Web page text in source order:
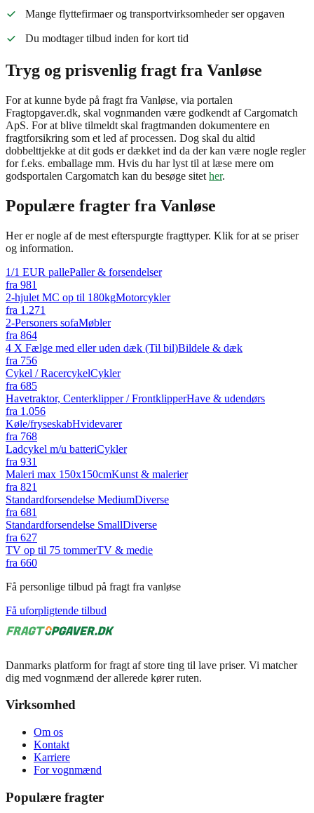
Mange flyttefirmaer og transportvirksomheder ser opgaven
Du modtager tilbud inden for kort tid
Tryg og prisvenlig fragt fra Vanløse
For at kunne byde på fragt fra Vanløse, via portalen
Fragtopgaver.dk, skal vognmanden være godkendt af Cargomatch
ApS. For at blive tilmeldt skal fragtmanden dokumentere en
fragtforsikring som et led af processen. Dog skal du altid
dobbelttjekke at dit gods er dækket ind da der kan være nogle regler
for f.eks. emballage mm. Hvis du har lyst til at læse mere om
godsportalen Cargomatch kan du besøge sitet her.
Populære fragter fra Vanløse
Her er nogle af de mest efterspurgte fragttyper. Klik for at se priser
og information.
1/1 EUR pallePaller & forsendelser
fra 981
2-hjulet MC op til 180kgMotorcykler
fra 1.271
2-Personers sofaMøbler
fra 864
4 X Fælge med eller uden dæk (Til bil)Bildele & dæk
fra 756
Cykel / RacercykelCykler
fra 685
Havetraktor, Centerklipper / FrontklipperHave & udendørs
fra 1.056
Køle/fryseskabHvidevarer
fra 768
Ladcykel m/u batteriCykler
fra 931
Maleri max 150x150cmKunst & malerier
fra 821
Standardforsendelse MediumDiverse
fra 681
Standardforsendelse SmallDiverse
fra 627
TV op til 75 tommerTV & medie
fra 660
Få personlige tilbud på fragt fra vanløse
Få uforpligtende tilbud
Danmarks platform for fragt af store ting til lave priser. Vi matcher
dig med vognmænd der allerede kører ruten.
Virksomhed
Om os
Kontakt
Karriere
For vognmænd
Populære fragter